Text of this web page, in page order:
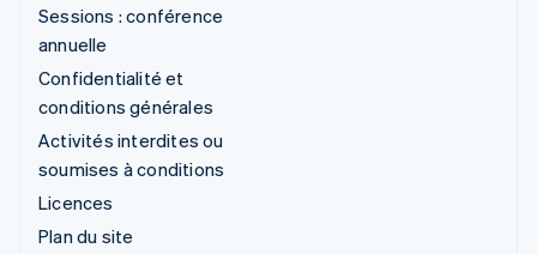
Sessions : conférence
annuelle
Confidentialité et
conditions générales
Activités interdites ou
soumises à conditions
Licences
Plan du site